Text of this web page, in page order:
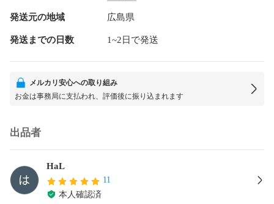
発送元の地域 広島県
発送までの日数 1~2日で発送
メルカリ安心への取り組み
お金は事務局に支払われ、評価後に振り込まれます
出品者
HaL
11
本人確認済